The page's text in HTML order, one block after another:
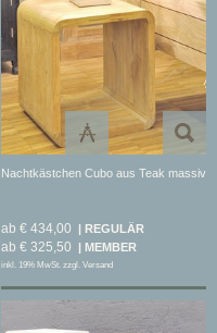
Nachtkästchen Cubo aus Teak massiv
ab € 434,00
ab € 325,50
inkl. 19% MwSt. zzgl. Versand